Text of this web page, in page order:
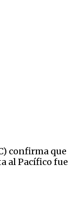
confirma que
al Pacífico fue